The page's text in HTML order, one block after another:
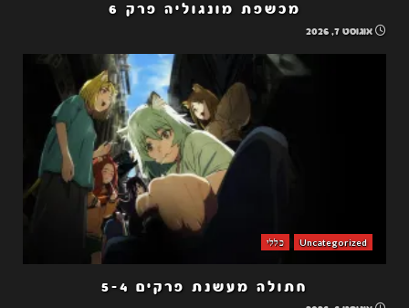
מכשפת מונגוליה פרק 6
אוגוסט 7, 2026
Uncategorized כללי
חתולה מעשנת פרקים 5-4